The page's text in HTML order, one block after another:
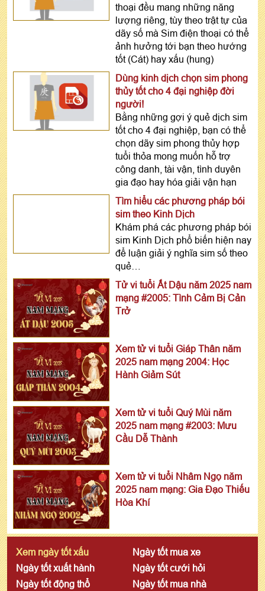
thoại đều mang những năng
lượng riêng, tùy theo trật tự của
dãy số mà Sim điện thoại có thể
ảnh hưởng tới bạn theo hướng
tốt (Cát) hay xấu (hung)
Dùng kinh dịch chọn sim phong
thủy tốt cho 4 đại nghiệp đời
người!
Bằng những gợi ý quẻ dịch sim
tốt cho 4 đại nghiệp, bạn có thể
chọn dãy sim phong thủy hợp
tuổi thỏa mong muốn hỗ trợ
công danh, tài vận, tình duyên
gia đạo hay hóa giải vận hạn
Tìm hiểu các phương pháp bói
sim theo Kinh Dịch
Khám phá các phương pháp bói
sim Kinh Dịch phổ biến hiện nay
để luận giải ý nghĩa sim số theo
quẻ…
Tử vi tuổi Ất Dậu năm 2025 nam
mạng #2005: Tình Cảm Bị Cản
Trở
Xem tử vi tuổi Giáp Thân năm
2025 nam mạng 2004: Học
Hành Giảm Sút
Xem tử vi tuổi Quý Mùi năm
2025 nam mạng #2003: Mưu
Cầu Dễ Thành
Xem tử vi tuổi Nhâm Ngọ năm
2025 nam mạng: Gia Đạo Thiếu
Hòa Khí
Xem ngày tốt xấu
Ngày tốt mua xe
Ngày tốt xuất hành
Ngày tốt cưới hỏi
Ngày tốt động thổ
Ngày tốt mua nhà